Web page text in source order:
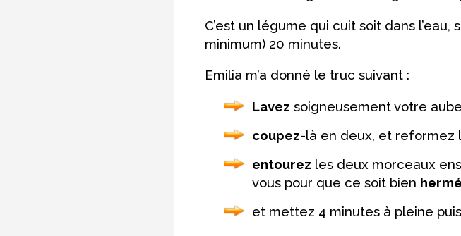
C’est un légume qui cuit soit dans
minimum) 20 minutes.
Emilia m’a donné le truc suivant :
Lavez soigneusement votre
coupez-là en deux, et reformez
entourez les deux morceaux
vous pour que ce soit bien
et mettez 4 minutes à pleine